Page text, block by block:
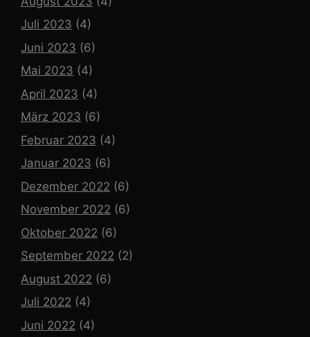
Juli 2023 (4)
Juni 2023 (6)
Mai 2023 (4)
April 2023 (4)
März 2023 (6)
Februar 2023 (4)
Januar 2023 (6)
Dezember 2022 (6)
November 2022 (6)
Oktober 2022 (6)
September 2022 (2)
August 2022 (6)
Juli 2022 (4)
Juni 2022 (4)